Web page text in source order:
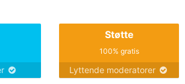
Støtte
100% gratis
Lyttende moderatorer